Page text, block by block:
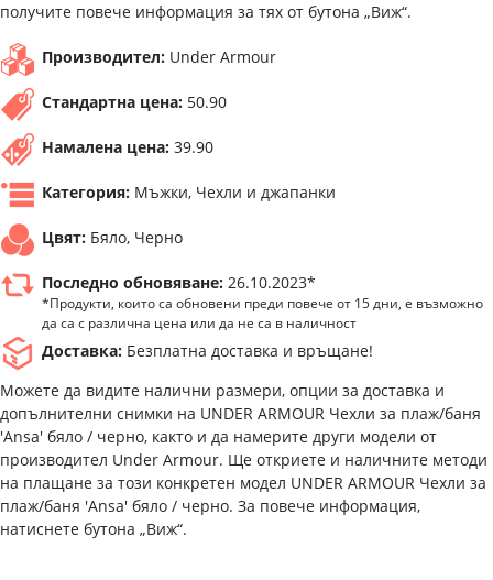
получите повече информация за тях от бутона „Виж“.
Производител: Under Armour
Стандартна цена: 50.90
Намалена цена: 39.90
Категория: Мъжки, Чехли и джапанки
Цвят: Бяло, Черно
Последно обновяване: 26.10.2023*
*Продукти, които са обновени преди повече от 15 дни, е възможно
да са с различна цена или да не са в наличност
Доставка: Безплатна доставка и връщане!
Можете да видите налични размери, опции за доставка и
допълнителни снимки на UNDER ARMOUR Чехли за плаж/баня
'Ansa' бяло / черно, както и да намерите други модели от
производител Under Armour. Ще откриете и наличните методи
на плащане за този конкретен модел UNDER ARMOUR Чехли за
плаж/баня 'Ansa' бяло / черно. За повече информация,
натиснете бутона „Виж“.